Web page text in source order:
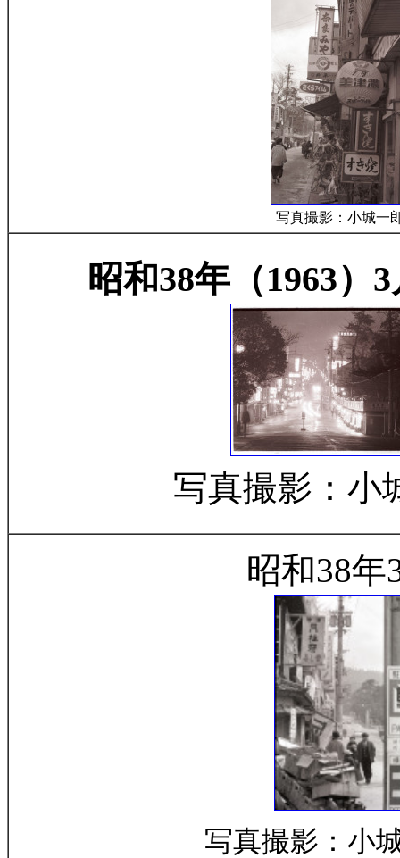
写真撮影：小城一
昭和38年（1963）
写真撮影：小
昭和38
写真撮影：小